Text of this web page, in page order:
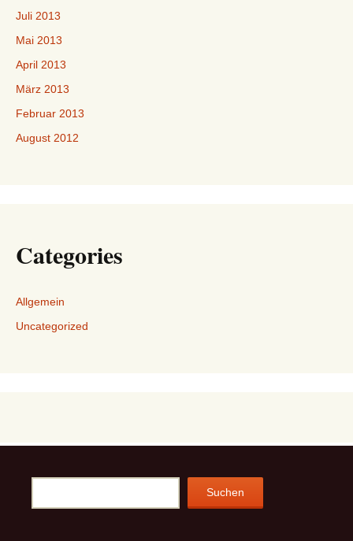
Juli 2013
Mai 2013
April 2013
März 2013
Februar 2013
August 2012
Categories
Allgemein
Uncategorized
Suchen